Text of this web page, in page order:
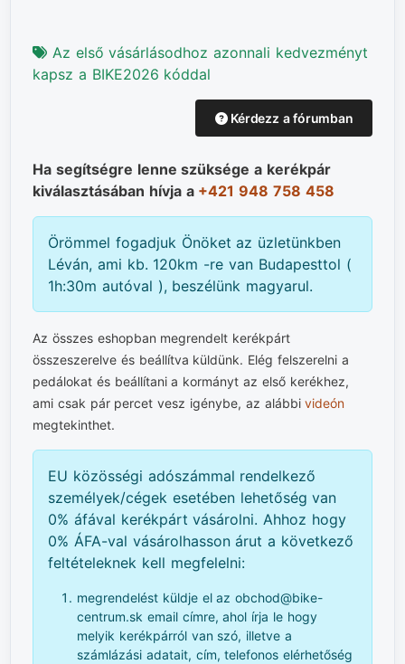
Az első vásárlásodhoz azonnali kedvezményt
kapsz a BIKE2026 kóddal
Kérdezz a fórumban
Ha segítségre lenne szüksége a kerékpár
kiválasztásában hívja a +421 948 758 458
Örömmel fogadjuk Önöket az üzletünkben
Léván, ami kb. 120km -re van Budapesttol (
1h:30m autóval ), beszélünk magyarul.
Az összes eshopban megrendelt kerékpárt
összeszerelve és beállítva küldünk. Elég felszerelni a
pedálokat és beállítani a kormányt az első kerékhez,
ami csak pár percet vesz igénybe, az alábbivideón
megtekinthet.
EU közösségi adószámmal rendelkező
személyek/cégek esetében lehetőség van
0% áfával kerékpárt vásárolni. Ahhoz hogy
0% ÁFA-val vásárolhasson árut a következő
feltételeknek kell megfelelni:
megrendelést küldje el az obchod@bike-
centrum.sk email címre, ahol írja le hogy
melyik kerékpárról van szó, illetve a
számlázási adatait, cím, telefonos elérhetőség